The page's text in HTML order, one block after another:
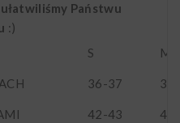
ułatwiliśmy Państwu
:)
S
M
36-37
42-43